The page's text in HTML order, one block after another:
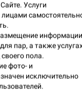
Услуги
информации
пар, а также
пола.
фото- и
исключительно